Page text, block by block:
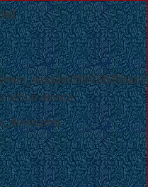
left on device